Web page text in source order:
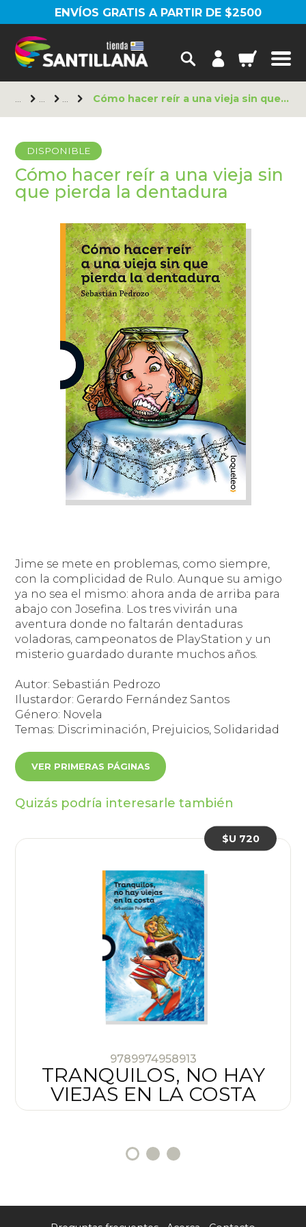
ENVÍOS GRATIS A PARTIR DE $2500
Cómo hacer reír a una vieja sin que pierda la dentadura
DISPONIBLE
Cómo hacer reír a una vieja sin
que pierda la dentadura
Jime se mete en problemas, como siempre,
con la complicidad de Rulo. Aunque su amigo
ya no sea el mismo: ahora anda de arriba para
abajo con Josefina. Los tres vivirán una
aventura donde no faltarán dentaduras
voladoras, campeonatos de PlayStation y un
misterio guardado durante muchos años.
Autor: Sebastián Pedrozo
Ilustardor: Gerardo Fernández Santos
Género: Novela
Temas: Discriminación, Prejuicios, Solidaridad
VER PRIMERAS PÁGINAS
Quizás podría interesarle también
9789974958913
TRANQUILOS, NO HAY
VIEJAS EN LA COSTA
$U 720